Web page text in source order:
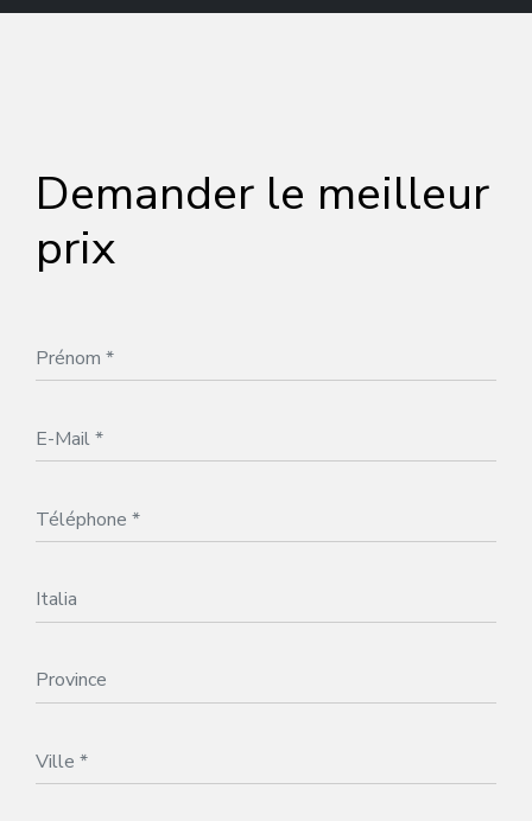
Demander le meilleur
prix